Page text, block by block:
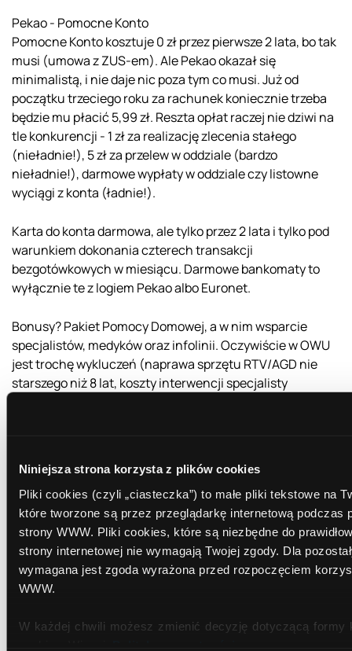
Niniejsza strona korzysta z plików cookies
Pliki cookies (czyli „ciasteczka”) to małe pliki tekstowe na
które tworzone są przez przeglądarkę internetową podczas
strony WWW. Pliki cookies, które są niezbędne do
strony internetowej nie wymagają Twojej zgody. Dla
wymagana jest zgoda wyrażona przed rozpoczęciem
WWW.
W każdej chwili możesz zmienić decyzję dotyczącą formy
Pekao - Pomocne Konto
Pomocne Konto kosztuje 0 zł przez pierwsze 2 lata, bo tak
musi (umowa z ZUS-em). Ale Pekao okazał się
minimalistą, i nie daje nic poza tym co musi. Już od
początku trzeciego roku za rachunek koniecznie trzeba
będzie mu płacić 5,99 zł. Reszta opłat raczej nie dziwi na
tle konkurencji - 1 zł za realizację zlecenia stałego
(nieładnie!), 5 zł za przelew w oddziale (bardzo
nieładnie!), darmowe wypłaty w oddziale czy listowne
wyciągi z konta (ładnie!).
Karta do konta darmowa, ale tylko przez 2 lata i tylko pod
warunkiem dokonania czterech transakcji
bezgotówkowych w miesiącu. Darmowe bankomaty to
wyłącznie te z logiem Pekao albo Euronet.
Bonusy? Pakiet Pomocy Domowej, a w nim wsparcie
specjalistów, medyków oraz infolinii. Oczywiście w OWU
jest trochę wykluczeń (naprawa sprzętu RTV/AGD nie
starszego niż 8 lat, koszty interwencji specjalisty
wodnych, oraz nawozów i ich zastosowania.
W Pekao nasz modelowy emeryt raczej nic tańszego i
atrakcyjniejszego nie znajdzie.
PKO BP - PKO Konto Pogodne
PKO Konto Pogodne na tle konkurencji wypada najsłabiej
- mniej jeśli klient posiada kartę. Ale ta i tak kosztuje co